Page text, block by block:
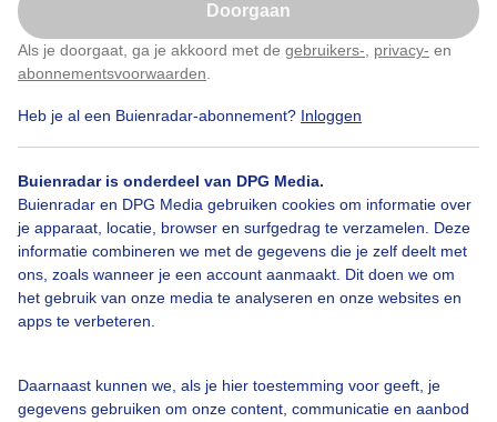
Doorgaan
Als je doorgaat, ga je akkoord met de gebruikers- privacy- en
abonnementsvoorwaarden
Heb je al een Buienradar-abonnement? Inloggen
Buienradar is onderdeel van DPG Media.
Buienradar en DPG Media gebruiken cookies om informatie over
je apparaat, locatie, browser en surfgedrag te verzamelen. Deze
informatie combineren we met de gegevens die je zelf deelt met
ons, zoals wanneer je een account aanmaakt. Dit doen we om
het gebruik van onze media te analyseren en onze websites en
apps te verbeteren.
Daarnaast kunnen we, als je hier toestemming voor geeft, je
gegevens gebruiken om onze content, communicatie en aanbod
Door: Nellie Bartels
Bekijk slideshow
Een moment geduld aub...
Klik hierom dit aan te passen